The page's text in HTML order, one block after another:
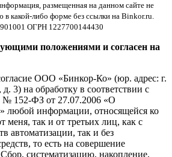
размещенная на данном сайте не
в какой-либо форме без ссылки на Binkor.ru.
ОГРН 1227700144430
положениями и согласен на
ООО «Бинкор-Ко» (юр. адрес: г.
3) на обработку в соответствии с
№ 152-ФЗ от 27.07.2006 «О
любой информации, относящейся ко
меня, так и от третьих лиц, как с
автоматизации, так и без
то есть на совершение
систематизацию, накопление,